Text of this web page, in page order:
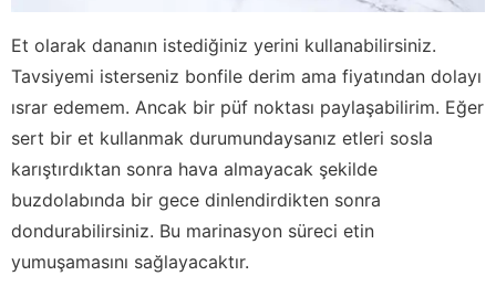
Et olarak dananın istediğiniz yerini kullanabilirsiniz.
Tavsiyemi isterseniz bonfile derim ama fiyatından dolayı
ısrar edemem. Ancak bir püf noktası paylaşabilirim. Eğer
sert bir et kullanmak durumundaysanız etleri sosla
karıştırdıktan sonra hava almayacak şekilde
buzdolabında bir gece dinlendirdikten sonra
dondurabilirsiniz. Bu marinasyon süreci etin
yumuşamasını sağlayacaktır.